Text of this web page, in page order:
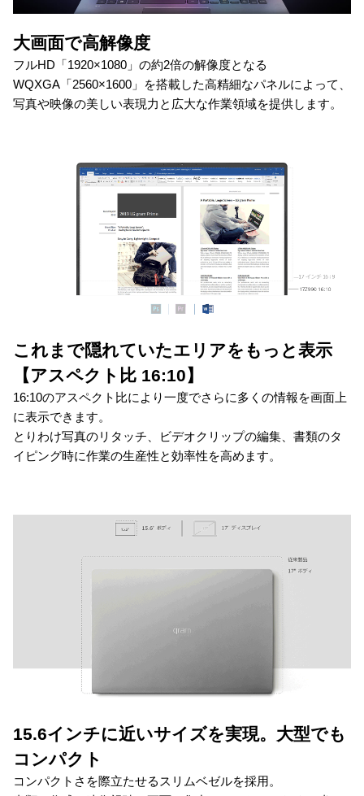
大画面で高解像度
フルHD「1920×1080」の約2倍の解像度となる
WQXGA「2560×1600」を搭載した高精細なパネルによって、
写真や映像の美しい表現力と広大な作業領域を提供します。
これまで隠れていたエリアをもっと表示
【アスペクト比 16:10】
16:10のアスペクト比により一度でさらに多くの情報を画面上
に表示できます。
とりわけ写真のリタッチ、ビデオクリップの編集、書類のタ
イピング時に作業の生産性と効率性を高めます。
15.6インチに近いサイズを実現。大型でも
コンパクト
コンパクトさを際立たせるスリムベゼルを採用。